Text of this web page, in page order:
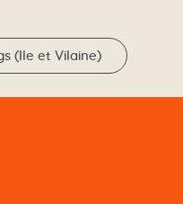
(Ile et Vilaine)